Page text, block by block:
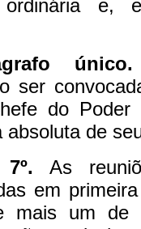
e,
único.
ser
do Poder
absoluta de
As
em
mais um de